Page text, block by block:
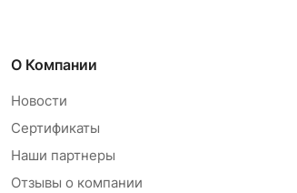
О Компании
Новости
Сертификаты
Наши партнеры
Отзывы о компании